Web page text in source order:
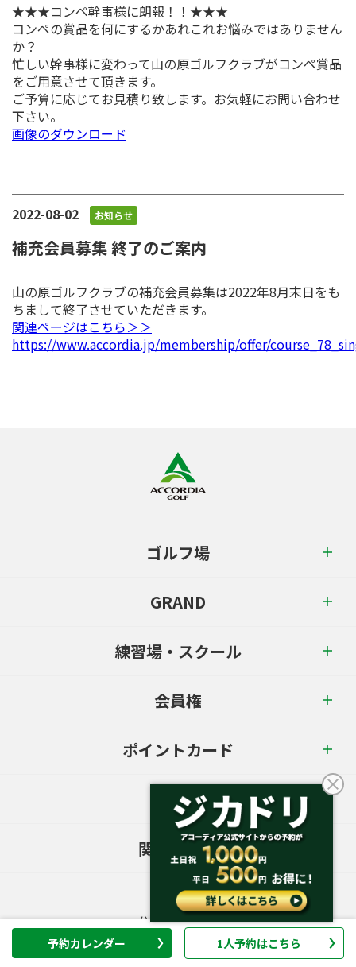
予約カレンダー 1人予約はこちら
★★★コンペ幹事様に朗報！！★★★
コンペの賞品を何にするかあれこれお悩みではありません
か？
忙しい幹事様に変わって山の原ゴルフクラブがコンペ賞品
をご用意させて頂きます。
ご予算に応じてお見積り致します。お気軽にお問い合わせ
下さい。
画像のダウンロード
2022-08-02 お知らせ
補充会員募集 終了のご案内
山の原ゴルフクラブの補充会員募集は2022年8月末日をも
ちまして終了させていただきます。
関連ページはこちら＞＞
https://www.accordia.jp/membership/offer/
ゴルフ場
GRAND
練習場・スクール
会員権
ポイントカード
特集
関連リンク
公式LINE
公式Instagram
公式Facebook